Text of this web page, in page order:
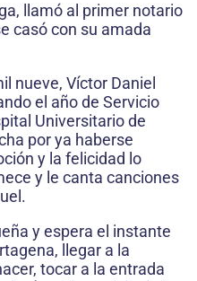
llamó al primer notario
casó con su amada
nueve, Víctor Daniel
el año de Servicio
Universitario de
por ya haberse
y la felicidad lo
y le canta canciones
y espera el instante
llegar a la
tocar a la entrada